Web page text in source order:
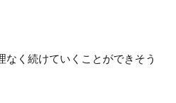
なく続けていくことができそう